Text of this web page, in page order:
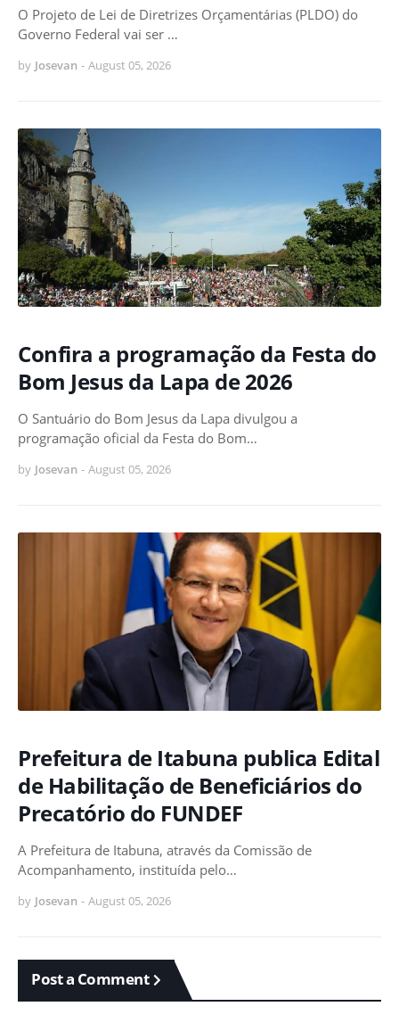
O Projeto de Lei de Diretrizes Orçamentárias (PLDO) do
Governo Federal vai ser …
by Josevan - August 05, 2026
Confira a programação da Festa do
Bom Jesus da Lapa de 2026
O Santuário do Bom Jesus da Lapa divulgou a
programação oficial da Festa do Bom…
by Josevan - August 05, 2026
Prefeitura de Itabuna publica Edital
de Habilitação de Beneficiários do
Precatório do FUNDEF
A Prefeitura de Itabuna, através da Comissão de
Acompanhamento, instituída pelo…
by Josevan - August 05, 2026
Post a Comment